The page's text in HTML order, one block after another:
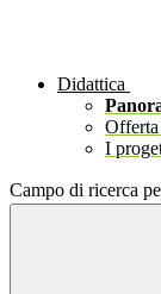
Didattica
I
Campo di ricerca